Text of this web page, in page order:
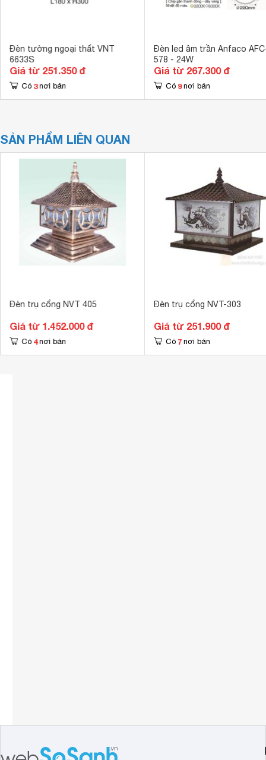
Đèn tường ngoại thất VNT
6633S
Giá từ 251.350 đ
Có 3 nơi bán
Đèn led âm trần Anfaco
578 - 24W
Giá từ 267.300 đ
Có 9 nơi bán
SẢN PHẨM LIÊN QUAN
Đèn trụ cổng NVT 405
Giá từ 1.452.000 đ
Có 4 nơi bán
Đèn trụ cổng NVT-303
Giá từ 251.900 đ
Có 7 nơi bán